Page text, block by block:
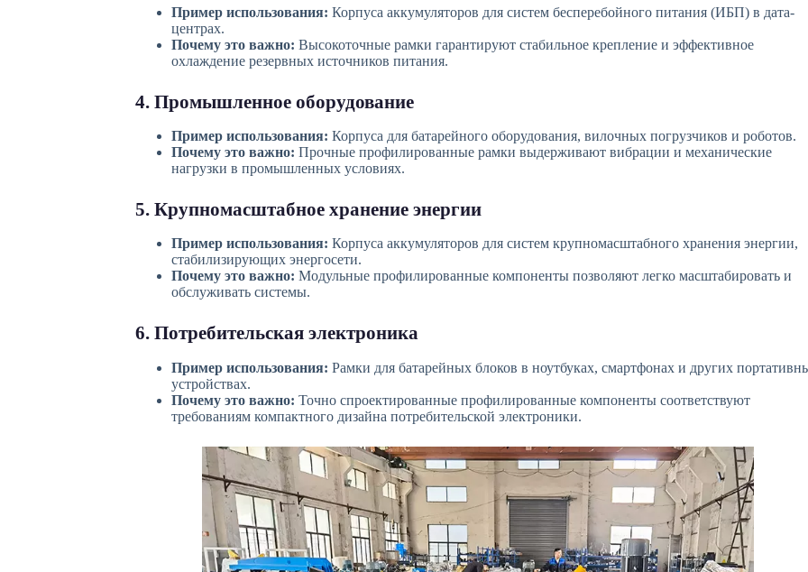
Пример использования: Корпуса аккумуляторов для систем бесперебойного питания (ИБП) в дата-
центрах.
Почему это важно: Высокоточные рамки гарантируют стабильное крепление и эффективное
охлаждение резервных источников питания.
4. Промышленное оборудование
Пример использования: Корпуса для батарейного оборудования, вилочных погрузчиков и роботов.
Почему это важно: Прочные профилированные рамки выдерживают вибрации и механические
нагрузки в промышленных условиях.
5. Крупномасштабное хранение энергии
Пример использования: Корпуса аккумуляторов для систем крупномасштабного хранения энергии,
стабилизирующих энергосети.
Почему это важно: Модульные профилированные компоненты позволяют легко масштабировать и
обслуживать системы.
6. Потребительская электроника
Пример использования: Рамки для батарейных блоков в ноутбуках, смартфонах и других
устройствах.
Почему это важно: Точно спроектированные профилированные компоненты соответствуют
требованиям компактного дизайна потребительской электроники.